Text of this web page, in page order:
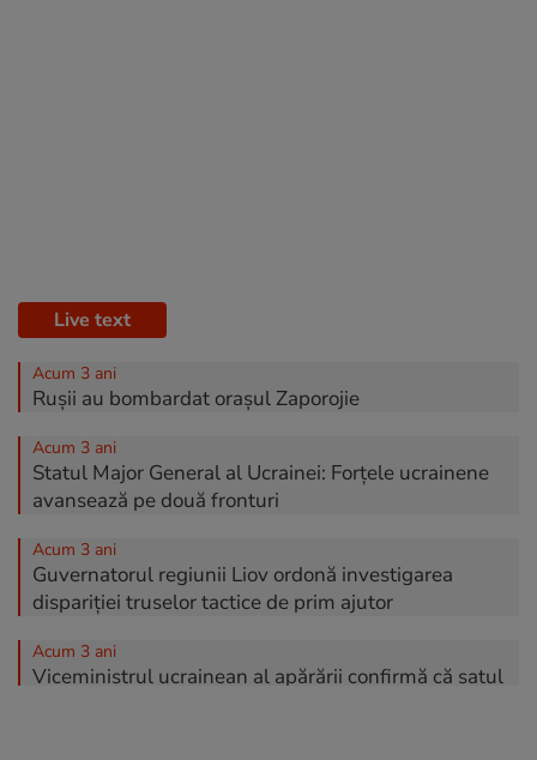
Live text
Acum 3 ani
Rușii au bombardat orașul Zaporojie
Acum 3 ani
Statul Major General al Ucrainei: Forțele ucrainene
avansează pe două fronturi
Acum 3 ani
Guvernatorul regiunii Liov ordonă investigarea
dispariției truselor tactice de prim ajutor
Acum 3 ani
Viceministrul ucrainean al apărării confirmă că satul